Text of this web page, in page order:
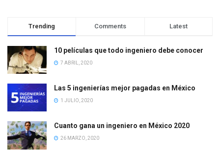
Trending Comments Latest
10 películas que todo ingeniero debe conocer
7 ABRIL, 2020
Las 5 ingenierías mejor pagadas en México
1 JULIO, 2020
Cuanto gana un ingeniero en México 2020
26 MARZO, 2020